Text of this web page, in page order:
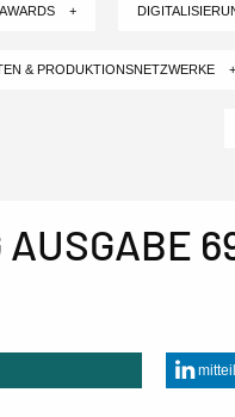
AWARDS +
& PRODUKTIONSNETZWERKE +
AUSGABE